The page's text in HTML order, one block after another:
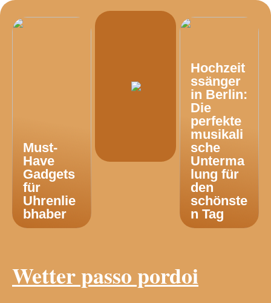
Must-
Have
Gadgets
für
Uhrenlie
bhaber
Hochzeit
ssänger
in Berlin:
Die
perfekte
musikali
sche
Unterma
lung für
den
schönste
n Tag
Wetter passo pordoi